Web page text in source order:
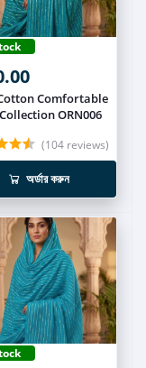
Comfortable
ORN006
(104 reviews)
অর্ডার করুন